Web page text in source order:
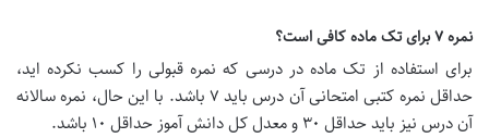
نمره ۷ برای تک ماده کافی است؟
برای استفاده از تک ماده در درسی که نمره قبولی را کسب نکرده اید،
حداقل نمره کتبی امتحانی آن درس باید ۷ باشد. با این حال، نمره سالانه
آن درس نیز باید حداقل ۳۰ و معدل کل دانش آموز حداقل ۱۰ باشد.